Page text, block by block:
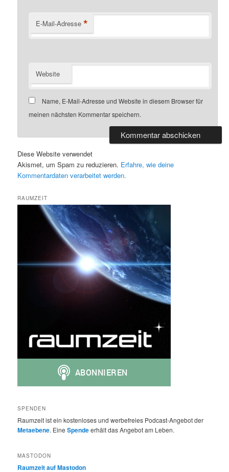
E-Mail-Adresse *
Website
Name, E-Mail-Adresse und Website in diesem Browser für
meinen nächsten Kommentar speichern.
Diese Website verwendet
Akismet, um Spam zu reduzieren. Erfahre, wie deine
Kommentardaten verarbeitet werden.
RAUMZEIT
SPENDEN
Raumzeit ist ein kostenloses und werbefreies Podcast-Angebot der
Metaebene. EineSpendeerhält das Angebot am Leben.
MASTODON
Raumzeit auf Mastodon